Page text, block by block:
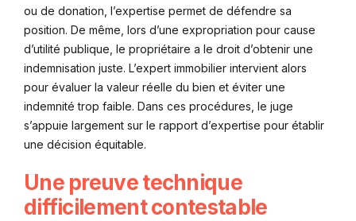
ou de donation, l’expertise permet de défendre sa
position. De même, lors d’une expropriation pour cause
d’utilité publique, le propriétaire a le droit d’obtenir une
indemnisation juste. L’expert immobilier intervient alors
pour évaluer la valeur réelle du bien et éviter une
indemnité trop faible. Dans ces procédures, le juge
s’appuie largement sur le rapport d’expertise pour établir
une décision équitable.
Une preuve technique
difficilement contestable